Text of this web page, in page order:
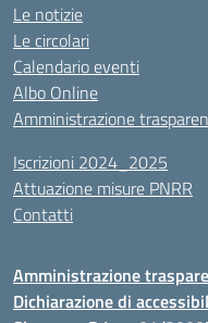
Le notizie
Le circolari
Calendario eventi
Albo Online
Amministrazione
Iscrizioni 2024_2025
Attuazione misure PNRR
Contatti
Amministrazione
Dichiarazione di